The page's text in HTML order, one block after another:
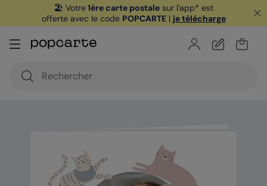
🏖️ Votre1ère carte postale sur l'app* est
offerte avec le code POPCARTE| je télécharge